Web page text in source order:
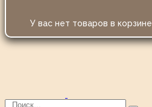
У вас нет товаров в корзине